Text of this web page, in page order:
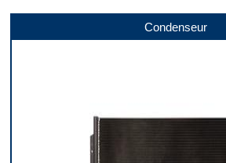
Condenseur